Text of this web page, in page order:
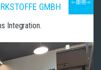
GMBH
Integration.